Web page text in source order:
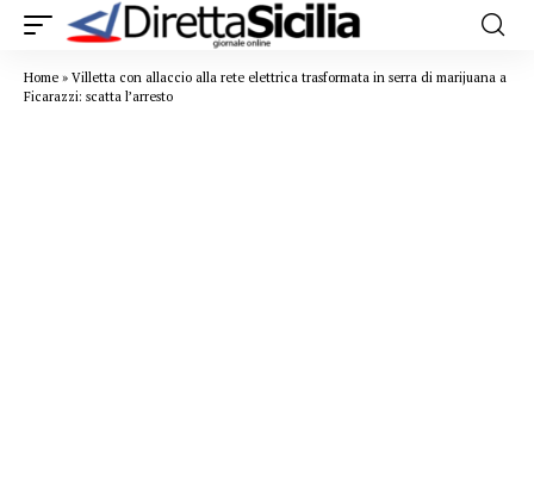
Home » Villetta con allaccio alla rete elettrica trasformata in serra di marijuana a
Ficarazzi: scatta l’arresto